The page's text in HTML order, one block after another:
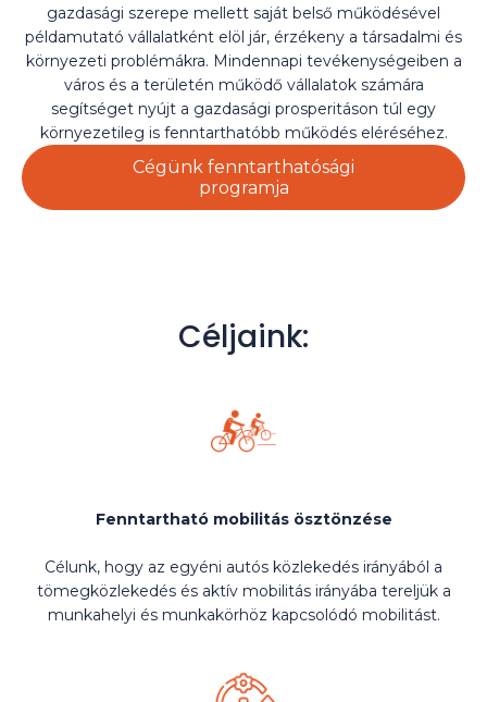
gazdasági szerepe mellett saját belső működésével
példamutató vállalatként elöl jár, érzékeny a társadalmi és
környezeti problémákra. Mindennapi tevékenységeiben a
város és a területén működő vállalatok számára
segítséget nyújt a gazdasági prosperitáson túl egy
környezetileg is fenntarthatóbb működés eléréséhez.
Cégünk fenntarthatósági
programja
Céljaink:
Fenntartható mobilitás ösztönzése
Célunk, hogy az egyéni autós közlekedés irányából a
tömegközlekedés és aktív mobilitás irányába tereljük a
munkahelyi és munkakörhöz kapcsolódó mobilitást.